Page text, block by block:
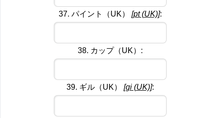
37. パイント（UK） [pt (UK)]:
38. カップ（UK）:
39. ギル（UK） [gi (UK)]: